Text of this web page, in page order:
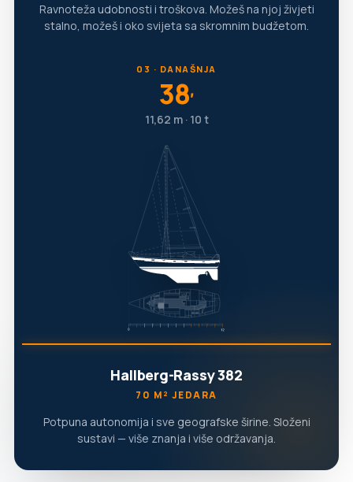
Ravnoteža udobnosti i troškova. Možeš na njoj živjeti
stalno, možeš i oko svijeta sa skromnim budžetom.
03 · DANAŠNJA
38′
11,62 m · 10 t
Hallberg-Rassy 382
70 M² JEDARA
Potpuna autonomija i sve geografske širine. Složeni
sustavi — više znanja i više održavanja.